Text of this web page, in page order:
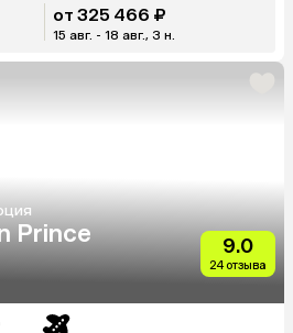
от 325 466 ₽
15 авг. - 18 авг., 3 н.
Prince
9.0
24 отзыва